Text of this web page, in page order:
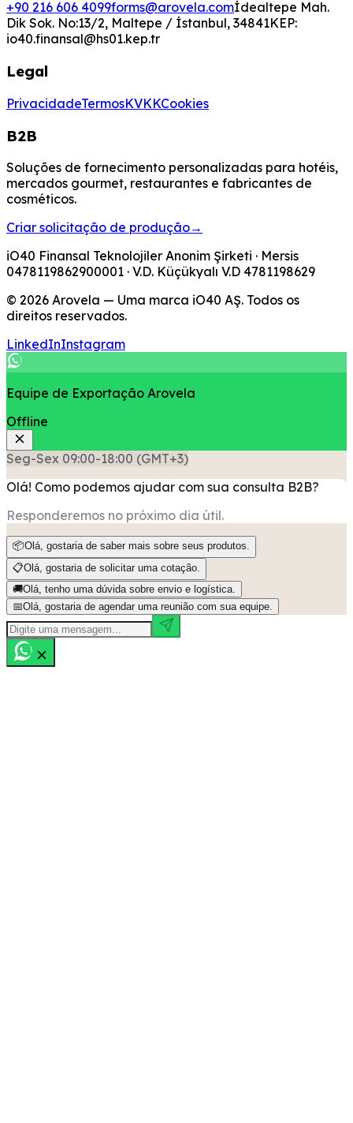
+90 216 606 4099forms@arovela.comİdealtepe Mah.
Dik Sok. No:13/2, Maltepe / İstanbul, 34841KEP:
io40.finansal@hs01.kep.tr
Legal
PrivacidadeTermosKVKKCookies
B2B
Soluções de fornecimento personalizadas para hotéis,
mercados gourmet, restaurantes e fabricantes de
cosméticos.
Criar solicitação de produção→
iO40 Finansal Teknolojiler Anonim Şirketi · Mersis
0478119862900001 · V.D. Küçükyalı V.D 4781198629
© 2026 Arovela — Uma marca iO40 AŞ. Todos os
direitos reservados.
LinkedInInstagram
Equipe de Exportação Arovela
Offline
Seg-Sex 09:00-18:00 (GMT+3)
Olá! Como podemos ajudar com sua consulta B2B?
Responderemos no próximo dia útil.
📦Olá, gostaria de saber mais sobre seus produtos.
📋Olá, gostaria de solicitar uma cotação.
🚚Olá, tenho uma dúvida sobre envio e logística.
📅Olá, gostaria de agendar uma reunião com sua equipe.